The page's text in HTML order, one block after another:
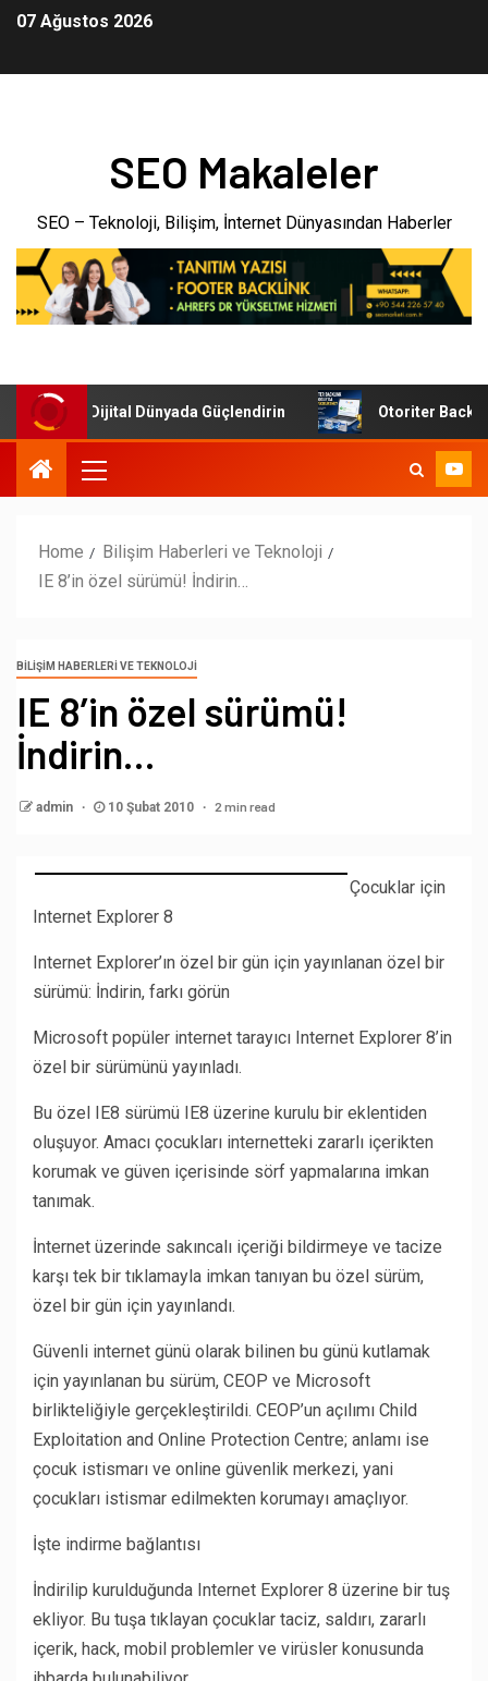
07 Ağustos 2026
SEO Makaleler
SEO – Teknoloji, Bilişim, İnternet Dünyasından Haberler
Dijital Dünyada Güçlendirin Otoriter Backlink
Home
Bilişim Haberleri ve Teknoloji
IE 8’in özel sürümü! İndirin…
BILIŞIM HABERLERI VE TEKNOLOJI
IE 8’in özel sürümü!
İndirin…
admin 10 Şubat 2010 2 min read
Çocuklar için
Internet Explorer 8
Internet Explorer’ın özel bir gün için yayınlanan özel bir
sürümü: İndirin, farkı görün
Microsoft popüler internet tarayıcı Internet Explorer 8’in
özel bir sürümünü yayınladı.
Bu özel IE8 sürümü IE8 üzerine kurulu bir eklentiden
oluşuyor. Amacı çocukları internetteki zararlı içerikten
korumak ve güven içerisinde sörf yapmalarına imkan
tanımak.
İnternet üzerinde sakıncalı içeriği bildirmeye ve tacize
karşı tek bir tıklamayla imkan tanıyan bu özel sürüm,
özel bir gün için yayınlandı.
Güvenli internet günü olarak bilinen bu günü kutlamak
için yayınlanan bu sürüm, CEOP ve Microsoft
birlikteliğiyle gerçekleştirildi. CEOP’un açılımı Child
Exploitation and Online Protection Centre; anlamı ise
çocuk istismarı ve online güvenlik merkezi, yani
çocukları istismar edilmekten korumayı amaçlıyor.
İşte indirme bağlantısı
İndirilip kurulduğunda Internet Explorer 8 üzerine bir tuş
ekliyor. Bu tuşa tıklayan çocuklar taciz, saldırı, zararlı
içerik, hack, mobil problemler ve virüsler konusunda